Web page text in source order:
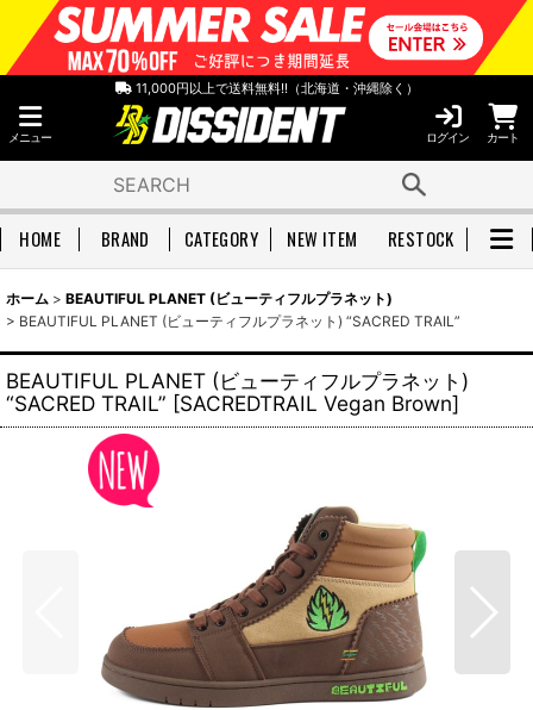
11,000円以上で送料無料!!（北海道・沖縄除く）
メニュー ログイン カート
HOME BRAND CATEGORY NEW ITEM RESTOCK
ホーム > BEAUTIFUL PLANET (ビューティフルプラネット)
> BEAUTIFUL PLANET (ビューティフルプラネット) “SACRED TRAIL”
BEAUTIFUL PLANET (ビューティフルプラネット)
“SACRED TRAIL” [SACREDTRAIL Vegan Brown]